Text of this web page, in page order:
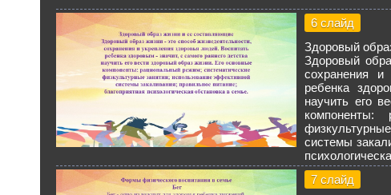
6 слайд
Здоровый
Здоровый
сохранения и
ребенка
научить его
компоненты:
системы
7 слайд